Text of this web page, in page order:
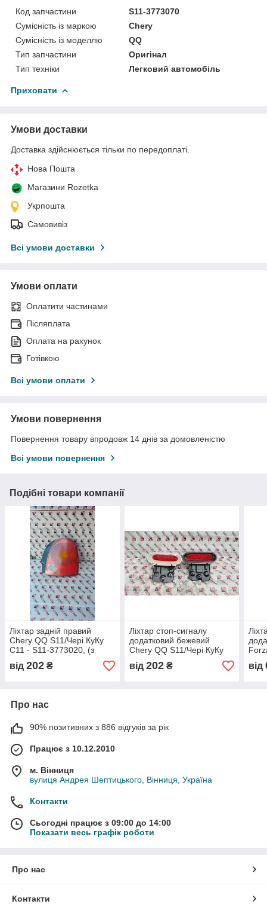
Код запчастини
S11-3773070
Сумісність із маркою
Chery
Сумісність із моделлю
QQ
Тип запчастини
Оригінал
Тип техніки
Легковий автомобіль
Приховати
Умови доставки
Доставка здійснюється тільки по передоплаті.
Нова Пошта
Магазини Rozetka
Укрпошта
Самовивіз
Всі умови доставки
Умови оплати
Оплатити частинами
Післяплата
Оплата на рахунок
Готівкою
Всі умови оплати
Умови повернення
Повернення товару впродовж 14 днів за домовленістю
Всі умови повернення
Подібні товари компанії
Ліхтар задній правий
Chery QQ S11/Чері КуКу
С11 - S11-3773020, (з
розбірки)
від 202 ₴
Ліхтар стоп-сигналу
додатковий бежевий
Chery QQ S11/Чері КуКу
С11 - S11-3773070CB, (з
розбірки)
від 202₴
-
від
Про нас
90% позитивних з 886 відгуків за рік
Працює з 10.12.2010
м. Вінниця
вулиця Андрея Шептицького, Вінниця, Україна
Контакти
Сьогодні працює з 09:00 до 14:00
Показати весь графік роботи
Про нас
Контакти